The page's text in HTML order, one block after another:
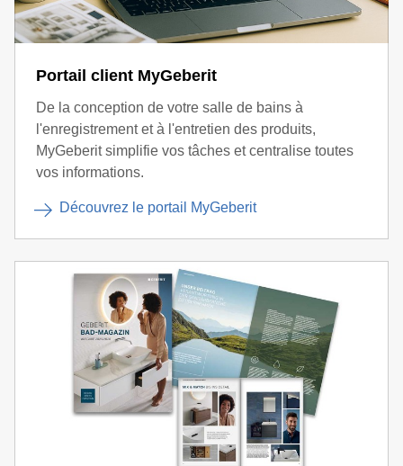
Portail client MyGeberit
De la conception de votre salle de bains à
l'enregistrement et à l'entretien des produits,
MyGeberit simplifie vos tâches et centralise toutes
vos informations.
Découvrez le portail MyGeberit